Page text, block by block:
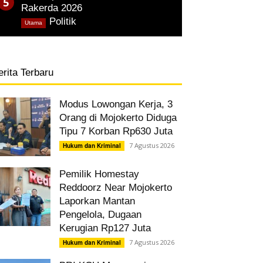
Rakerda 2026
Politik
Utama
Terbaru
Modus Lowongan Kerja, 3
Orang di Mojokerto Diduga
Tipu 7 Korban Rp630 Juta
Hukum dan Kriminal 7 Agustus 2026
Pemilik Homestay
Reddoorz Near Mojokerto
Laporkan Mantan
Pengelola, Dugaan
Kerugian Rp127 Juta
Hukum dan Kriminal 7 Agustus 2026